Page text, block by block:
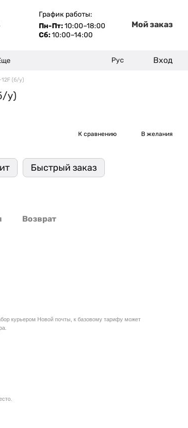
График работы:
Пн-Пт:10:00–18:00
Сб:10:00–14:00
Мой заказ
Рус Вход
(б/у)
у)
К сравнению В желания
Быстрый заказ
Возврат
курьером Новой почты, к базовому тарифу может